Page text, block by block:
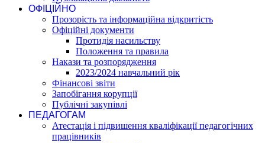
ОФІЦІЙНО
Прозорість та інформаційна відкритість
Офіційні документи
Протидія насильству
Положення та правила
Накази та розпорядження
2023/2024 навчальний рік
Фінансові звіти
Запобігання корупції
Публічні закупівлі
ПЕДАГОГАМ
Атестація і підвишення кваліфікації педагогічних
працівників